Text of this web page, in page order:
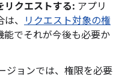
リクエストする: アプリ
、
リクエスト対象の権
能でそれが今後も必要か
ジョンでは、権限を必要